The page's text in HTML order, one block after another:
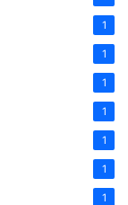
1
1
1
1
1
1
1